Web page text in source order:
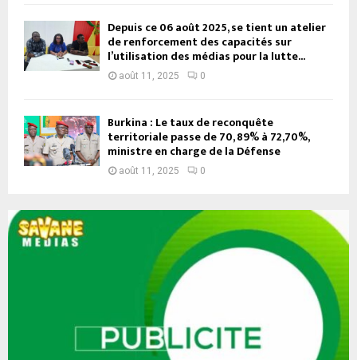
Depuis ce 06 août 2025, se tient un atelier
de renforcement des capacités sur
l’utilisation des médias pour la lutte...
août 11, 2025 0
Burkina : Le taux de reconquête
territoriale passe de 70, 89% à 72,70%,
ministre en charge de la Défense
août 11, 2025 0